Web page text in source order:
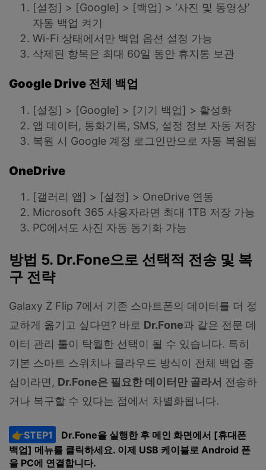
[설정] > [Google] > [백업] > ‘사진 및 동영상’
자동 백업 켜기
Wi-Fi 상태에서만 백업 옵션 설정 가능
삭제된 항목은 최대 60일 동안 휴지통 보관
Google Drive 전체 백업
[설정] > [Google] > [기기 백업] > 활성화
앱 데이터, 통화기록, SMS, 설정 정보 자동 저장
복원 시 Google 계정 로그인만으로 자동 복원됨
OneDrive
[갤러리 앱] > [설정] > OneDrive 연동
Microsoft 365 사용자라면 최대 1TB 저장 가능
PC에서도 사진 자동 동기화 가능
방법 5. Dr.Fone으로 선택적 전송 및 복
구 전략
Galaxy Z Flip 7에서 기존 스마트폰의 데이터를 더 정
교하게 옮기고 싶다면? 바로 Dr.Fone과 같은 전문 데
이터 관리 툴이 탁월한 선택이 될 수 있습니다. 특히
기본 스마트 스위치나 클라우드 방식이 전체 백업 중
심이라면, Dr.Fone은 필요한 데이터만 골라서 전송하
거나 복구할 수 있다는 점에서 차별화됩니다.
👉STEP1
Dr.Fone을 실행한 후 메인 화면에서 [휴대폰
백업] 메뉴를 클릭하세요. 이제 USB 케이블로 Android 폰
을 PC에 연결합니다.